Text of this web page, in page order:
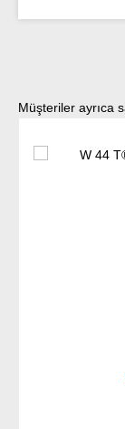
Ürün galerisini atla
Müşteriler ayrıca